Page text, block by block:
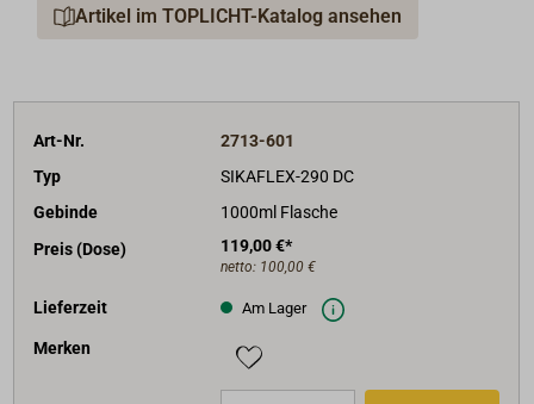
- Oregon Pine,
Artikel im TOPLICHT-Katalog ansehen
Art-Nr.
2713-601
Typ
SIKAFLEX-290 DC
Gebinde
1000ml Flasche
Preis (Dose)
119,00 €*
netto: 100,00 €
Lieferzeit Am Lager
Merken